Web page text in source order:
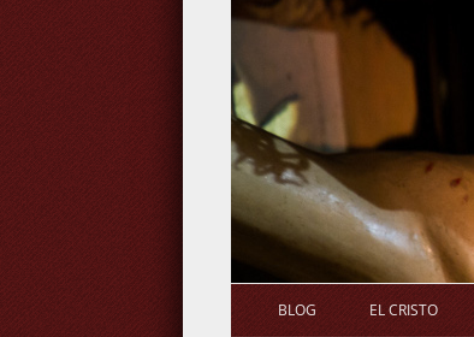
BLOG EL CRISTO